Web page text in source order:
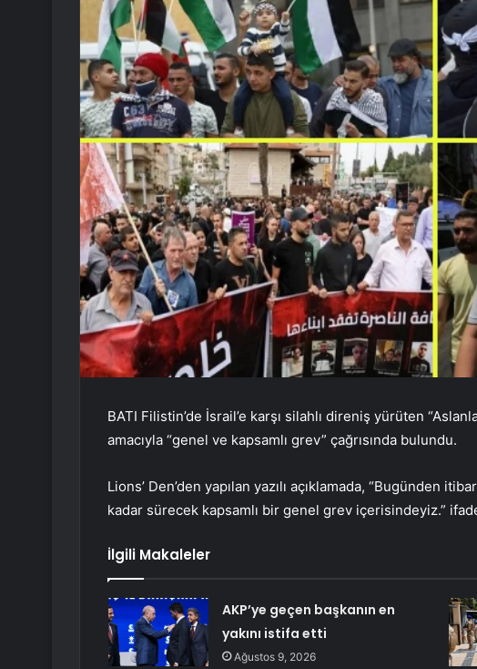
BATI Filistin’de İsrail’e karşı silahlı direniş yürüten
amacıyla “genel ve kapsamlı grev” çağrısında bulundu.
Lions’ Den’den yapılan yazılı açıklamada, “Bugünden
kadar sürecek kapsamlı bir genel grev içerisindeyiz.”
İlgili Makaleler
AKP’ye geçen başkanın en
yakını istifa etti
Ağustos 9, 2026